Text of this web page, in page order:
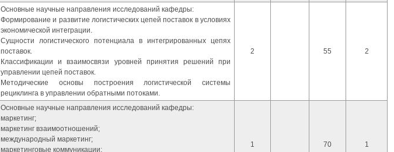
Основные научные направления исследований кафедры:
Формирование и развитие логистических цепей поставок в условиях
экономической интеграции.
Сущности логистического потенциала в интегрированных цепях
поставок.
Классификации и взаимосвязи уровней принятия решений при
управлении цепей поставок.
Методические основы построения логистической системы
рециклинга в управлении обратными потоками.
2 55 2
Основные научные направления исследований кафедры:
маркетинг;
маркетинг взаимоотношений;
международный маркетинг;
маркетинговые коммуникации;
1 70 1